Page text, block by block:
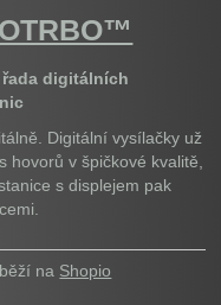
řada digitálních
Digitální vysílačky už
v špičkové kvalitě,
s displejem pak
běží na Shopio